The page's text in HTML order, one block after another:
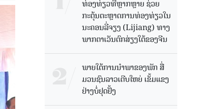
ທ່ອງທ່ຽວທີ່ຫຼາກຫຼາຍ ຊ່ວຍ
ກະຕຸ້ນຕະຫຼາດການທ່ອງທ່ຽວໃນ
ນະຄອນລີ່ຈຽງ (Lijiang) ທາງ
ພາກຕາເວັນຕົກສ່ຽງໃຕ້ຂອງຈີນ
ພາຍໃຕ້ການນໍາພາຂອງພັກ ສື່
ມວນຊົນລາວເຕີບໃຫຍ່ ເຂັ້ມແຂງ
ຢ່າງບໍ່ຢຸດຢັ້ງ